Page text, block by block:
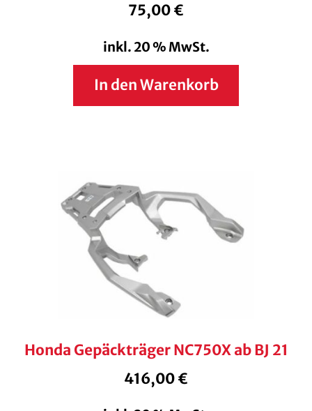
75,00€
inkl. 20 % MwSt.
In den Warenkorb
Honda Gepäckträger NC750X ab BJ 21
416,00€